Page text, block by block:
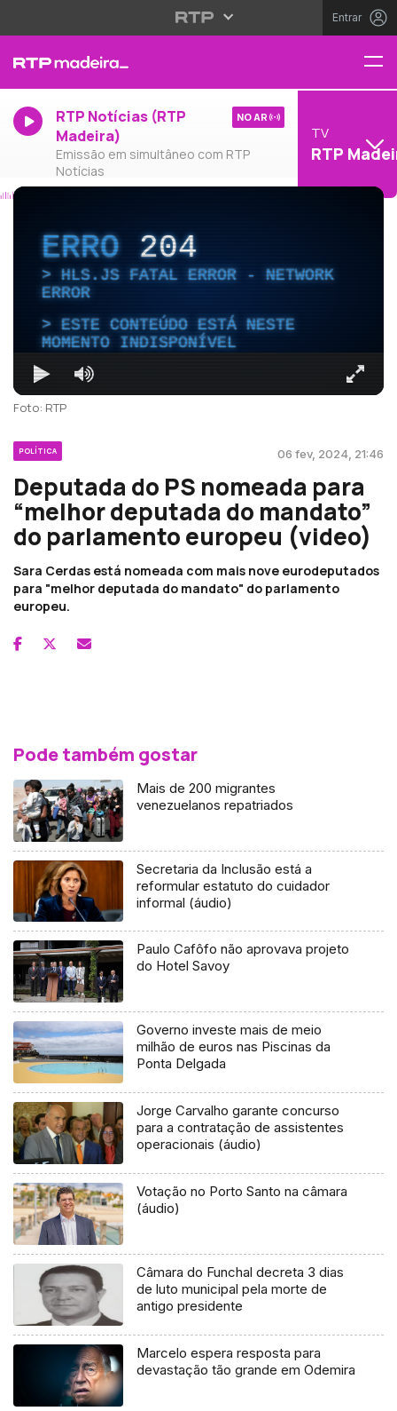
Entrar
RTP Notícias (RTP
Madeira)
Emissão em simultâneo com RTP
Notícias
NO AR
TV
RTP
ERRO204
HLS.JS FATAL ERROR - NETWORK
ERROR
ESTE CONTEÚDO ESTÁ NESTE
MOMENTO INDISPONÍVEL
Foto: RTP
POLÍTICA 06 fev, 2024, 21:46
Deputada do PS nomeada para
“melhor deputada do mandato”
do parlamento europeu (video)
Sara Cerdas está nomeada com mais nove eurodeputados
para "melhor deputada do mandato" do parlamento
europeu.
Pode também gostar
Mais de 200 migrantes
venezuelanos repatriados
Secretaria da Inclusão está a
reformular estatuto do cuidador
informal (áudio)
Paulo Cafôfo não aprovava projeto
do Hotel Savoy
Governo investe mais de meio
milhão de euros nas Piscinas da
Ponta Delgada
Jorge Carvalho garante concurso
para a contratação de assistentes
operacionais (áudio)
Votação no Porto Santo na câmara
(áudio)
Câmara do Funchal decreta 3 dias
de luto municipal pela morte de
antigo presidente
Marcelo espera resposta para
devastação tão grande em Odemira